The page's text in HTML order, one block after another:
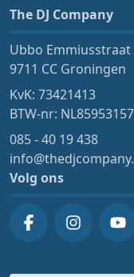
The DJ Company
Ubbo Emmiusstraat
9711 CC Groningen
KvK: 73421413
BTW-nr:
085 - 40 19 438
Volg ons